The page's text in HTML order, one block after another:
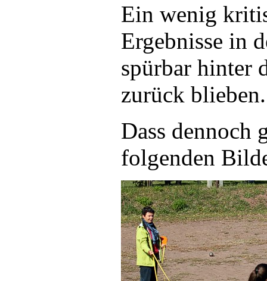
Ein wenig
Ergebnisse in
spürbar hinter
zurück blieben.
Dass dennoch
folgenden